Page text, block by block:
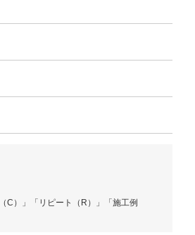
C）」「リピート（R）」「施工例